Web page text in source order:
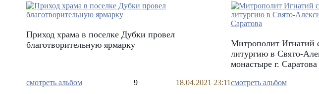
Приход храма в поселке Дубки провел
благотворительную ярмарку
смотреть альбом 9 18.04.2021 23:11
Митрополит Игнатий
литургию в Свято-
монастыре г. Саратова
смотреть альбом